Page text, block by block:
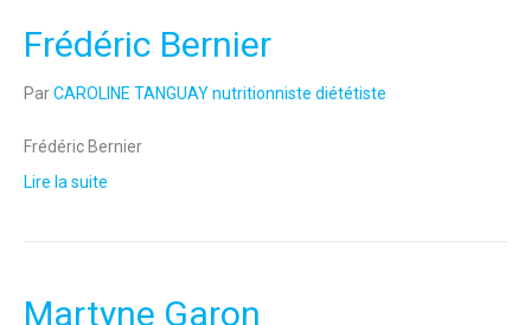
Frédéric Bernier
ParCAROLINE TANGUAY nutritionniste diététiste
Frédéric Bernier
Lire la suite
Martyne Garon